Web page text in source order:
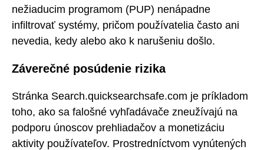
nežiaducim programom (PUP) nenápadne
infiltrovať systémy, pričom používatelia často ani
nevedia, kedy alebo ako k narušeniu došlo.
Záverečné posúdenie rizika
Stránka Search.quicksearchsafe.com je príkladom
toho, ako sa falošné vyhľadávače zneužívajú na
podporu únoscov prehliadačov a monetizáciu
aktivity používateľov. Prostredníctvom vynútených